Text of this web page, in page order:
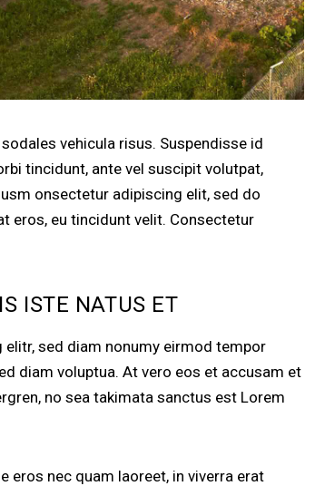
vehicula risus. Suspendisse id
tincidunt, ante vel suscipit volutpat,
onsectetur adipiscing elit, sed do
eros, eu tincidunt velit. Consectetur
ISTE NATUS ET
sed diam nonumy eirmod tempor
diam voluptua. At vero eos et accusam et
no sea takimata sanctus est Lorem
eros nec quam laoreet, in viverra erat